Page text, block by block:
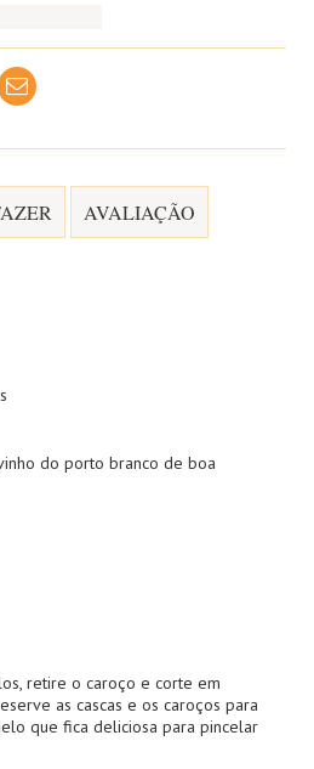
AVALIAÇÃO
do porto branco de boa
retire o caroço e corte em
as cascas e os caroços para
que fica deliciosa para pincelar